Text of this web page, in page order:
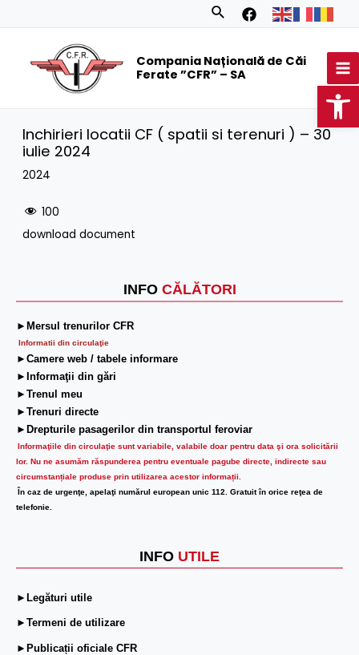
Search
Compania Națională de Căi
Ferate ”CFR” – SA
INFO CĂLĂTORI
►Mersul trenurilor CFR
Informatii din circulaţie
►Camere web / tabele informare
►Informaţii din gări
►Trenul meu
►Trenuri directe
►Drepturile pasagerilor din transportul feroviar
Informaţiile din circulaţie sunt variabile, valabile doar pentru data şi ora solicitării
lor. Nu ne asumăm răspunderea pentru eventuale pagube directe, indirecte sau
circumstanțiale produse prin utilizarea acestor informații.
În caz de urgenţe, apelaţi numărul european unic 112. Gratuit în orice reţea de
telefonie.
INFO UTILE
►Legături utile
►Termeni de utilizare
►Publicații oficiale CFR
Inchirieri locatii CF ( spatii si terenuri ) – 30
iulie 2024
2024
100
download document